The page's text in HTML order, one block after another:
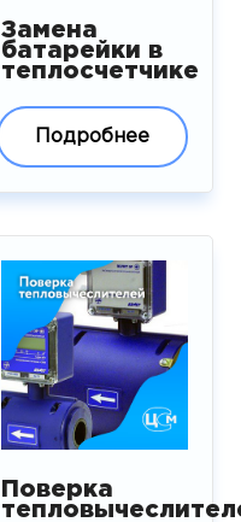
Замена
батарейки в
теплосчетчике
Подробнее
Поверка